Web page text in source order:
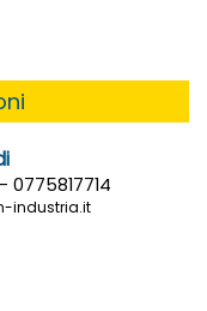
0775817714
industria.it